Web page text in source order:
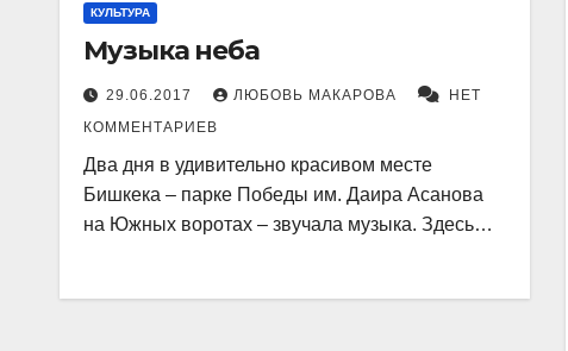
КУЛЬТУРА
Музыка неба
29.06.2017 ЛЮБОВЬ МАКАРОВА
НЕТ
КОММЕНТАРИЕВ
Два дня в удивительно красивом месте
Бишкека – парке Победы им. Даира Асанова
на Южных воротах – звучала музыка. Здесь…